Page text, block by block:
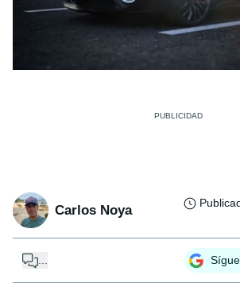
Carlos Noya
...